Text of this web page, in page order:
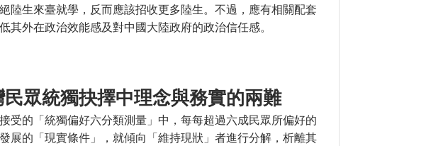
陸生來臺就學，反而應該招收更多陸生。不過，應有相關配套
外在政治效能感及對中國大陸政府的政治信任感。
權接受程度
眾統獨抉擇中理念與務實的兩難
受的「統獨偏好六分類測量」中，每每超過六成民眾所偏好的
展的「現實條件」，就傾向「維持現狀」者進行分解，析離其